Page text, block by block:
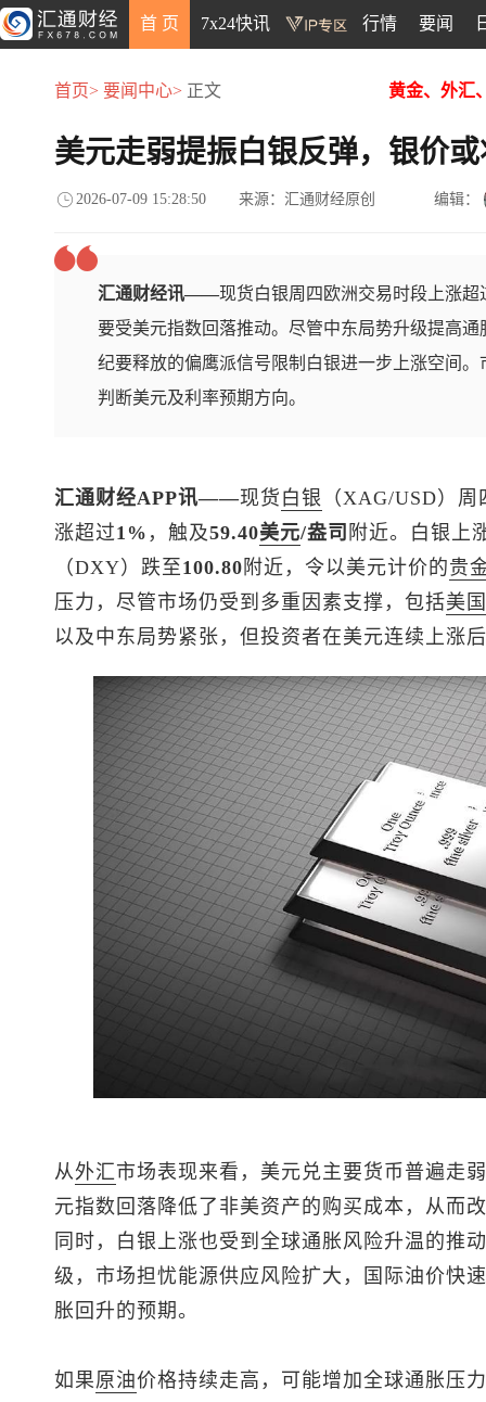
首 页 7x24快讯 行情 要闻
首页> 要闻中心> 正文 黄金、外汇
美元走弱提振白银反弹，银价
2026-07-09 15:28:50 来源：汇通财经原创 编辑：
汇通财经讯——现货白银周四欧洲交易时段上涨超
要受美元指数回落推动。尽管中东局势升级提高
纪要释放的偏鹰派信号限制白银进一步上涨空间
判断美元及利率预期方向。
汇通财经APP讯——现货 白银 （XAG/USD）
涨超过1% ，触及59.40美元/盎司 附近。白银上
（DXY）跌至100.80 附近，令以美元计价的贵
压力，尽管市场仍受到多重因素支撑，包括美国
以及中东局势紧张，但投资者在美元连续上涨
从 外汇市场表现来看，美元兑主要货币普遍走
元指数 回落降低了非美资产的购买成本，从而
同时，白银上涨也受到全球通胀风险升温的推
级，市场担忧能源供应风险扩大，国际油价快
胀回升的预期。
如果原油价格持续走高，可能增加全球通胀压